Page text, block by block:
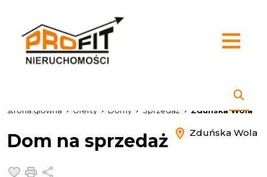
strona.glowna Oferty Domy Sprzedaż Zduńska Wola
Dom na sprzedaż Zduńska Wola
Dodaj do ulubionych
Drukuj